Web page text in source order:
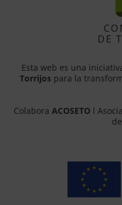
DE
Esta web es una
Torrijos para la
Colabora ACOSETO l